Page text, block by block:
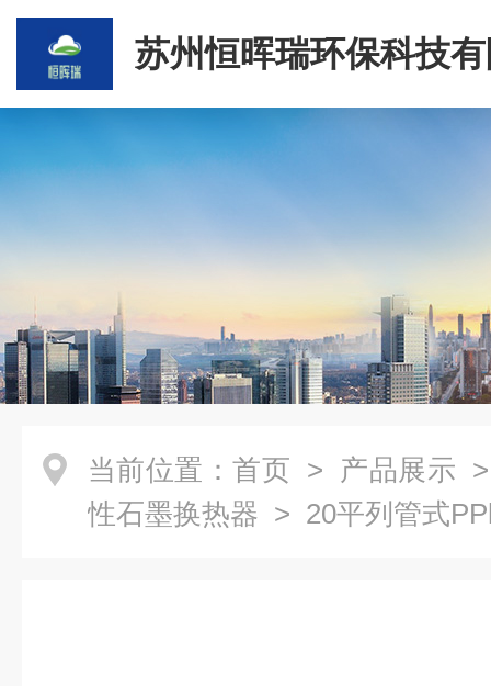
苏州恒晖瑞环保科技
当前位置： 首页 > 产品展示
性石墨换热器 > 20平列管式